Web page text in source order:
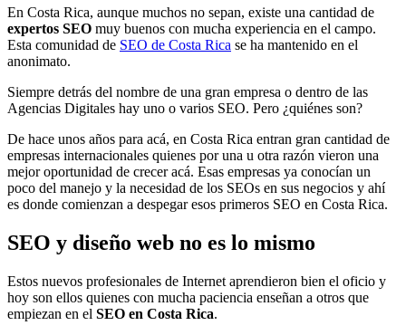
En Costa Rica, aunque muchos no sepan, existe una cantidad de
expertos SEO muy buenos con mucha experiencia en el campo.
Esta comunidad de SEO de Costa Rica se ha mantenido en el
anonimato.
Siempre detrás del nombre de una gran empresa o dentro de las
Agencias Digitales hay uno o varios SEO. Pero ¿quiénes son?
De hace unos años para acá, en Costa Rica entran gran cantidad de
empresas internacionales quienes por una u otra razón vieron una
mejor oportunidad de crecer acá. Esas empresas ya conocían un
poco del manejo y la necesidad de los SEOs en sus negocios y ahí
es donde comienzan a despegar esos primeros SEO en Costa Rica.
SEO y diseño web no es lo mismo
Estos nuevos profesionales de Internet aprendieron bien el oficio y
hoy son ellos quienes con mucha paciencia enseñan a otros que
empiezan en el SEO en Costa Rica.